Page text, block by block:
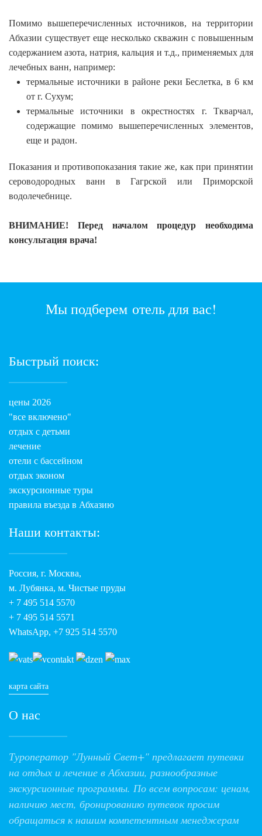
Помимо вышеперечисленных источников, на территории
Абхазии существует еще несколько скважин с повышенным
содержанием азота, натрия, кальция и т.д., применяемых для
лечебных ванн, например:
термальные источники в районе реки Беслетка, в 6 км
от г. Сухум;
термальные источники в окрестностях г. Ткварчал,
содержащие помимо вышеперечисленных элементов,
еще и радон.
Показания и противопоказания такие же, как при принятии
сероводородных ванн в Гагрской или Приморской
водолечебнице.
ВНИМАНИЕ! Перед началом процедур необходима
консультация врача!
Мы подберем отель для вас!
Быстрый поиск:
цены 2026
"все включено"
отдых с детьми
лечение
отели с бассейном
отдых эконом
экскурсионные туры
правила въезда в Абхазию
Наши контакты:
Россия, г. Москва,
м. Лубянка, м. Чистые пруды
+ 7 495 514 5570
+ 7 495 514 5571
WhatsApp, +7 925 514 5570
карта сайта
О нас
Туроператор "Лунный Свет+" предлагает путевки
на отдых и лечение в Абхазии, разнообразные
экскурсионные программы. По всем вопросам: ценам,
наличию мест, бронированию путевок просим
обращаться к нашим компетентным менеджерам